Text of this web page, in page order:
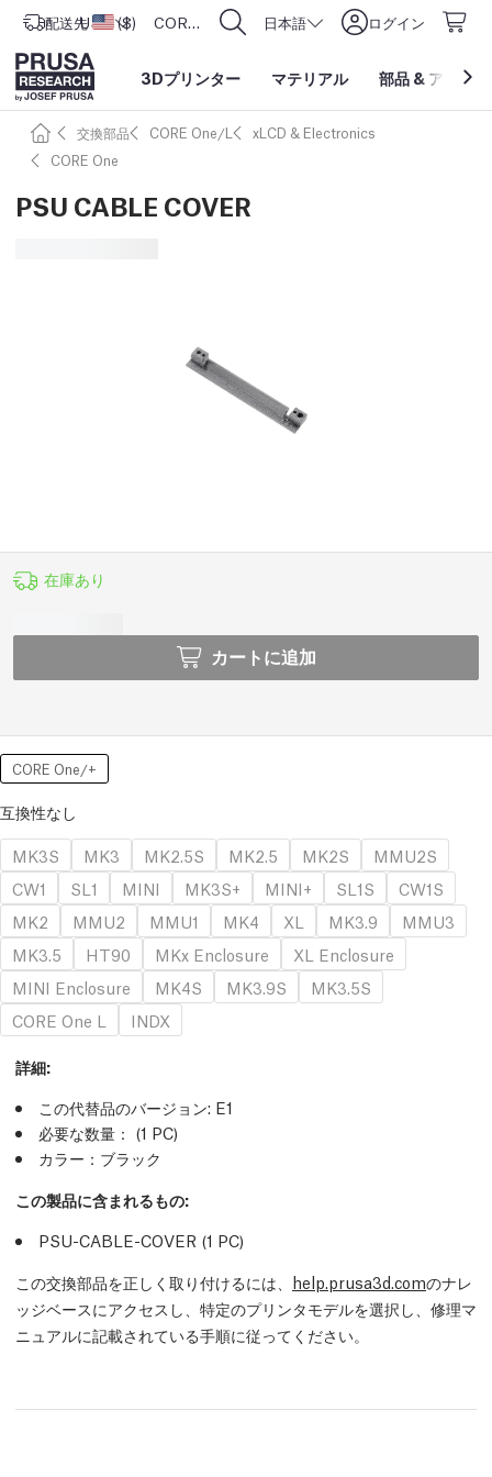
配送先 アメリカ合衆国
USD ($) CORE One L: Now In Stock! 日本語 ログイン
3Dプリンター マテリアル 部品 & アクセ
交換部品 CORE One/L
xLCD & Electronics
CORE One
PSU CABLE COVER
在庫あり
カートに追加
CORE One/+
互換性なし
MK3S
MK3 MK2.5S MK2.5 MK2S
MMU2S
CW1
SL1 MINI MK3S+ MINI+ SL1S
CW1S
MK2
MMU2 MMU1 MK4 XL MK3.9
MMU3
MK3.5
HT90 MKx Enclosure
XL Enclosure
MINI Enclosure
MK4S MK3.9S
MK3.5S
CORE One L
INDX
詳細:
この代替品のバージョン: E1
必要な数量： (1 PC)
カラー：ブラック
この製品に含まれるもの:
PSU-CABLE-COVER (1 PC)
この交換部品を正しく取り付けるには、 help.prusa3d.comのナレ
ッジベースにアクセスし、特定のプリンタモデルを選択し、修理マ
ニュアルに記載されている手順に従ってください。